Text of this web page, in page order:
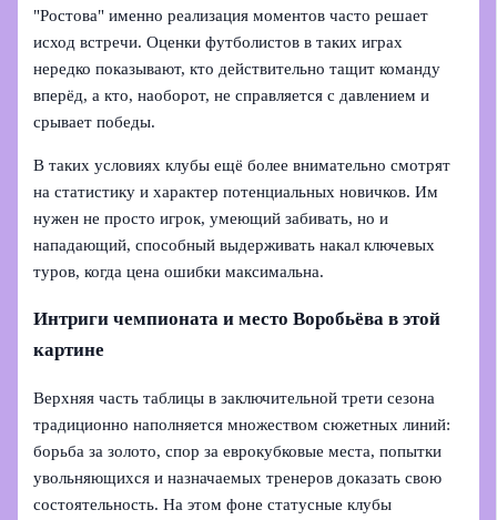
"Ростова" именно реализация моментов часто решает
исход встречи. Оценки футболистов в таких играх
нередко показывают, кто действительно тащит команду
вперёд, а кто, наоборот, не справляется с давлением и
срывает победы.
В таких условиях клубы ещё более внимательно смотрят
на статистику и характер потенциальных новичков. Им
нужен не просто игрок, умеющий забивать, но и
нападающий, способный выдерживать накал ключевых
туров, когда цена ошибки максимальна.
Интриги чемпионата и место Воробьёва в этой
картине
Верхняя часть таблицы в заключительной трети сезона
традиционно наполняется множеством сюжетных линий:
борьба за золото, спор за еврокубковые места, попытки
увольняющихся и назначаемых тренеров доказать свою
состоятельность. На этом фоне статусные клубы